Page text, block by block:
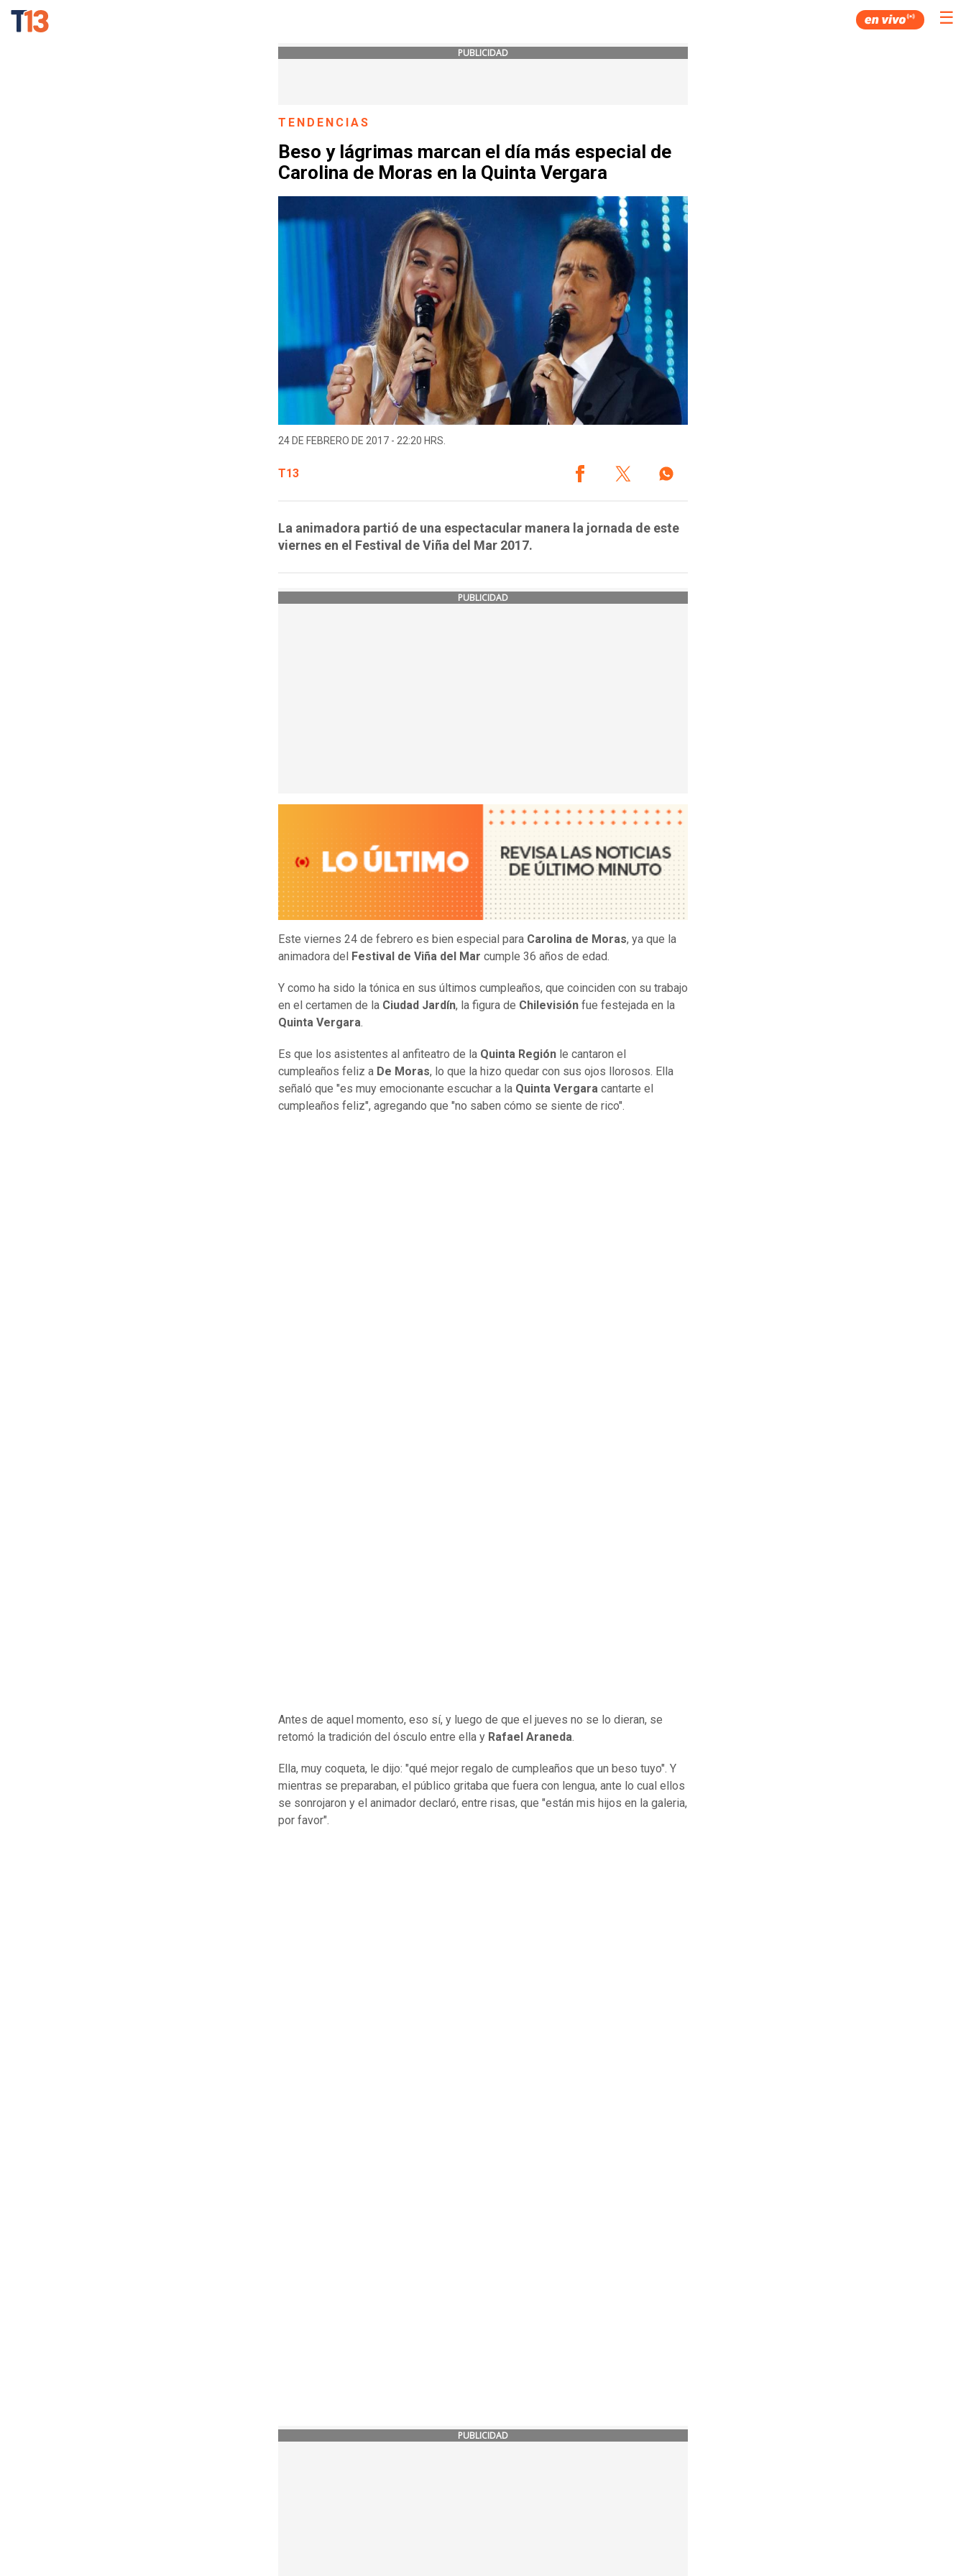
☰
PUBLICIDAD
TENDENCIAS
Beso y lágrimas marcan el día más especial de
Carolina de Moras en la Quinta Vergara
24 DE FEBRERO DE 2017 - 22:20 HRS.
T13
La animadora partió de una espectacular manera la jornada de este
viernes en el Festival de Viña del Mar 2017.
PUBLICIDAD
Este viernes 24 de febrero es bien especial para Carolina de Moras, ya que la
animadora del
Festival de Viña del Mar cumple 36 años de edad.
Y como ha sido la tónica en sus últimos cumpleaños, que coinciden con su trabajo
en el certamen de la Ciudad Jardín, la figura de Chilevisión fue festejada en la
Quinta Vergara.
Es que los asistentes al anfiteatro de la Quinta Región le cantaron el
cumpleaños feliz a De Moras, lo que la hizo quedar con sus ojos llorosos. Ella
señaló que "es muy emocionante escuchar a la Quinta Vergara cantarte el
cumpleaños feliz", agregando que "no saben cómo se siente de rico".
Antes de aquel momento, eso sí, y luego de que el jueves no se lo dieran, se
retomó la tradición del ósculo entre ella y Rafael Araneda.
Ella, muy coqueta, le dijo: "qué mejor regalo de cumpleaños que un beso tuyo". Y
mientras se preparaban, el público gritaba que fuera con lengua, ante lo cual ellos
se sonrojaron y el animador declaró, entre risas, que "están mis hijos en la galeria,
por favor".
PUBLICIDAD